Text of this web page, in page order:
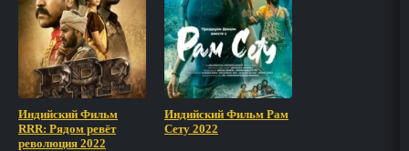
Индийский Фильм
RRR: Рядом ревёт
революция 2022
Индийский Фильм Рам
Сету 2022